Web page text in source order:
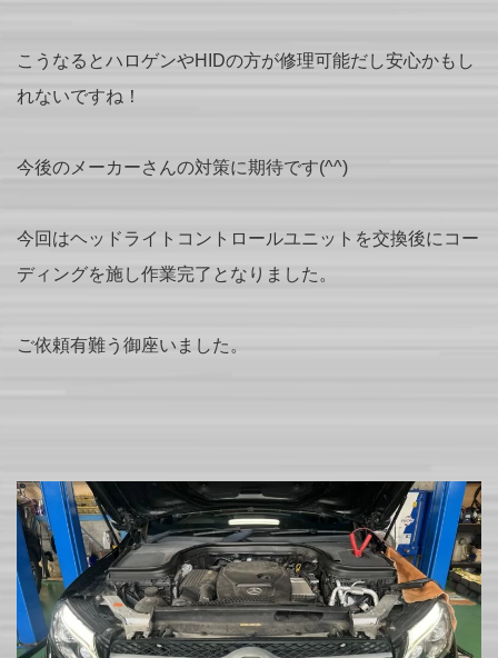
こうなるとハロゲンやHIDの方が修理可能だし安心かもし
れないですね！
今後のメーカーさんの対策に期待です(^^)
今回はヘッドライトコントロールユニットを交換後にコー
ディングを施し作業完了となりました。
ご依頼有難う御座いました。